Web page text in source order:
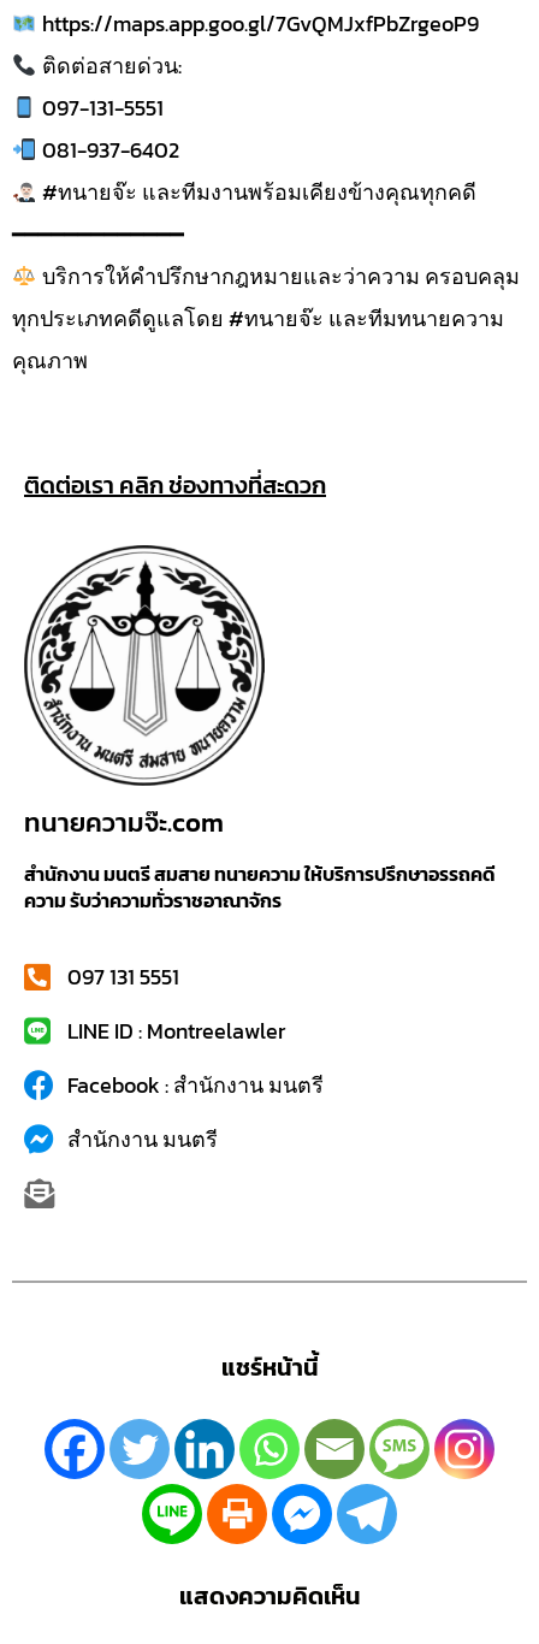
https://maps.app.goo.gl/7GvQMJxfPbZrgeoP9
ติดต่อสายด่วน:
097-131-5551
081-937-6402
#ทนายจ๊ะ และทีมงานพร้อมเคียงข้างคุณทุกคดี
━━━━━━━━━━━━━
บริการให้คำปรึกษากฎหมายและว่าความ ครอบคลุม
ทุกประเภทคดีดูแลโดย #ทนายจ๊ะ และทีมทนายความ
คุณภาพ
ติดต่อเรา คลิก ช่องทางที่สะดวก
ทนายความจ๊ะ.com
สำนักงาน มนตรี สมสาย ทนายความ ให้บริการปรึกษาอรรถคดี
ความ รับว่าความทั่วราชอาณาจักร
097 131 5551
LINE ID : Montreelawler
Facebook : สำนักงาน มนตรี
สำนักงาน มนตรี
แชร์หน้านี้
แสดงความคิดเห็น